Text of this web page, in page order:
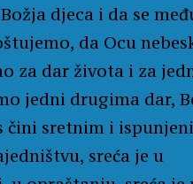
djeca i da se
da Ocu
za dar života i za
jedni drugima dar,
čini sretnim i
sreća je u